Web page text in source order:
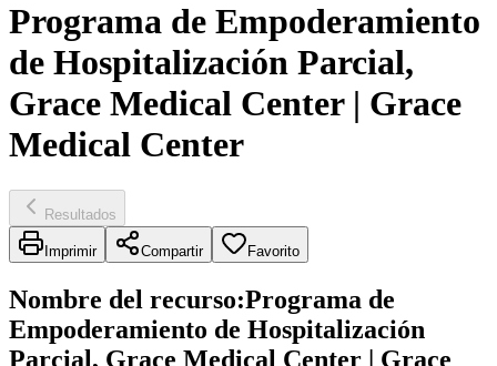
Programa de Empoderamiento
de Hospitalización Parcial,
Grace Medical Center | Grace
Medical Center
Resultados
Imprimir Compartir Favorito
Nombre del recurso:Programa de
Empoderamiento de Hospitalización
Parcial, Grace Medical Center | Grace